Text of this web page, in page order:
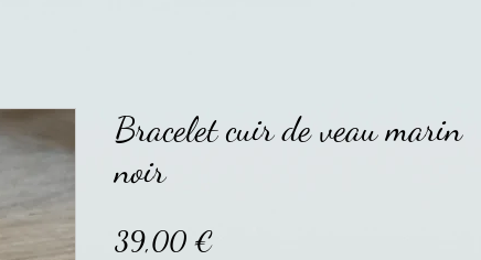
Bracelet cuir de veau marin
noir
39,00 €